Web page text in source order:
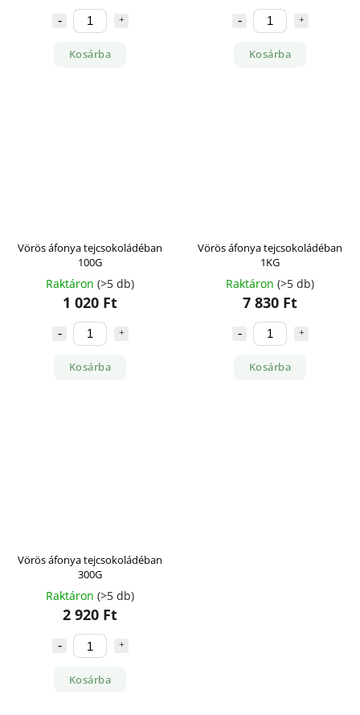
Kosárba Kosárba
Vörös áfonya tejcsokoládéban
100G
Raktáron (>5 db)
1 020 Ft
Kosárba
Vörös áfonya tejcsokoládéban
1KG
Raktáron (>5 db)
7 830 Ft
Kosárba
Vörös áfonya tejcsokoládéban
300G
Raktáron (>5 db)
2 920 Ft
Kosárba